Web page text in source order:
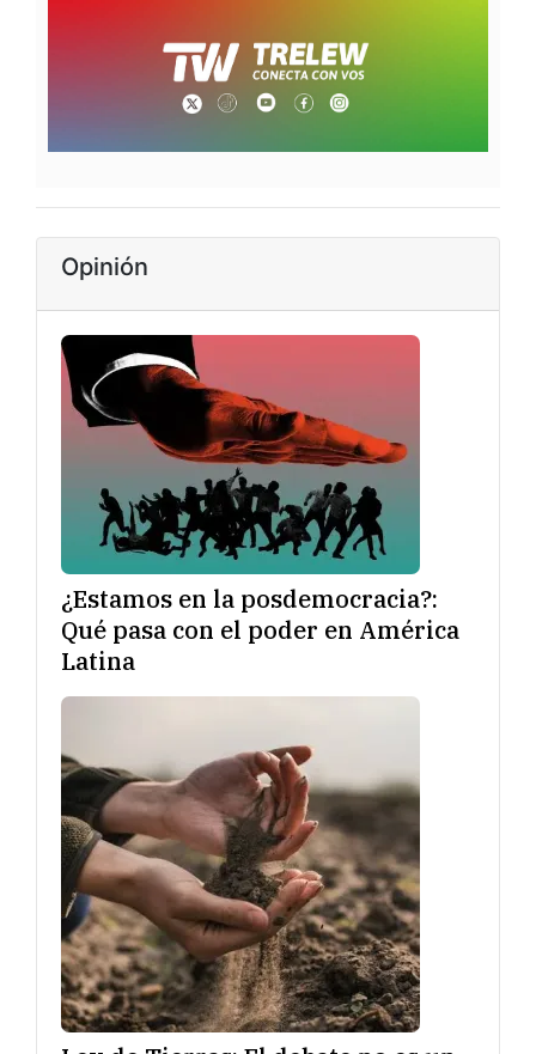
Opinión
¿Estamos en la posdemocracia?:
Qué pasa con el poder en América
Latina